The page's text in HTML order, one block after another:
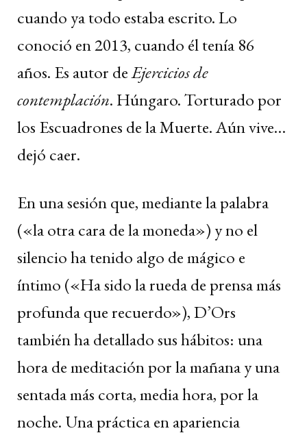
cuando ya todo estaba escrito. Lo
conoció en 2013, cuando él tenía 86
años. Es autor deEjercicios de
contemplación. Húngaro. Torturado por
los Escuadrones de la Muerte. Aún vive…
dejó caer.
En una sesión que, mediante la palabra
(«la otra cara de la moneda») y no el
silencio ha tenido algo de mágico e
íntimo («Ha sido la rueda de prensa más
profunda que recuerdo»), D’Ors
también ha detallado sus hábitos: una
hora de meditación por la mañana y una
sentada más corta, media hora, por la
noche. Una práctica en apariencia